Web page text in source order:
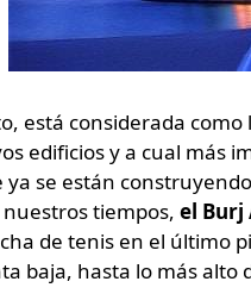
está considerada
edificios y a cual más
se están
tiempos, el Burj
de tenis en el último
baja, hasta lo más alto